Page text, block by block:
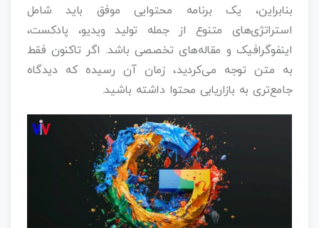
بنابراین، یک برنامه محتوایی موفق باید شامل
استراتژی‌های متنوع از جمله تولید ویدیو، پادکست،
اینفوگرافیک و مقاله‌های تخصصی باشد. اگر تاکنون فقط
به متن توجه می‌کردید، زمان آن رسیده که دیدگاه
جامع‌تری به بازاریابی محتوا داشته باشید.